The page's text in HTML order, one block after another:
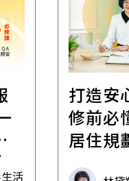
遺贈稅
財稅專
產傳承